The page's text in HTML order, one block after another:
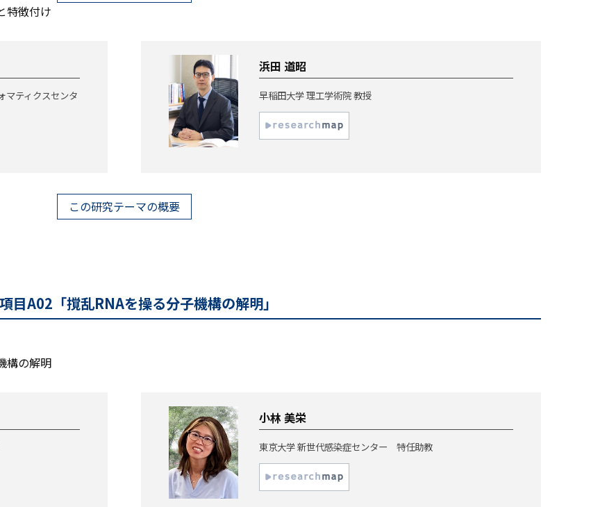
特徴付け
マティクスセンタ
浜田 道昭
早稲田大学 理工学術院 教授
この研究テーマの概要
目A02「撹乱RNAを操る分子機構の解明」
構の解明
小林 美栄
東京大学 新世代感染症センター 特任助教